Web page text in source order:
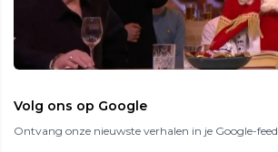
Volg ons op Google
Ontvang onze nieuwste verhalen in je Google-feed